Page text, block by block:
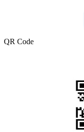
QR Code